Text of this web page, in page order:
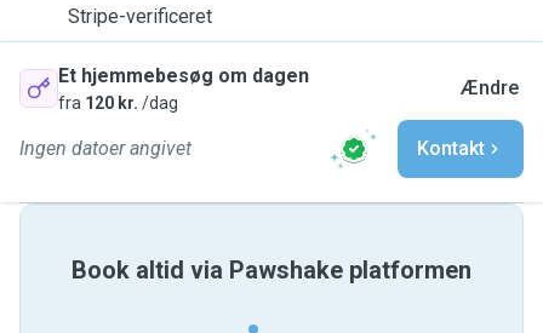
Stripe-verificeret
Et hjemmebesøg om dagen
fra 120 kr. /dag
Ændre
Ingen datoer angivet Kontakt
Book altid via Pawshake platformen